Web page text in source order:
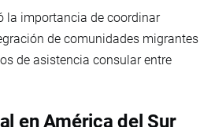
la importancia de coordinar
de comunidades migrantes
de asistencia consular entre
en América del Sur